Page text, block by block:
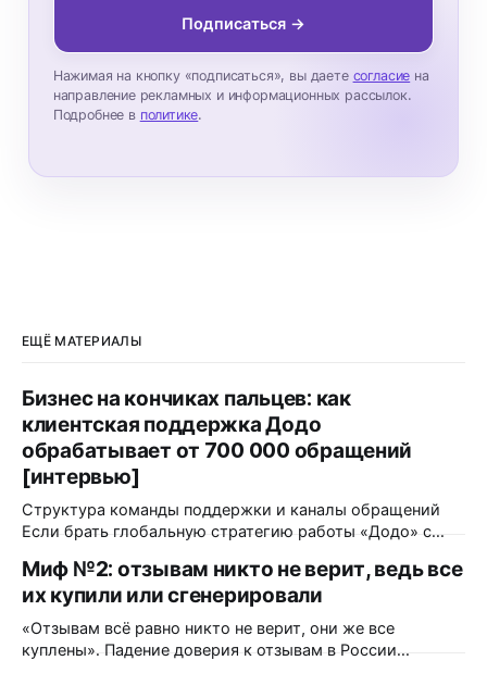
Подписаться →
Нажимая на кнопку «подписаться», вы даете согласие на
направление рекламных и информационных рассылок.
Подробнее в политике.
ЕЩЁ МАТЕРИАЛЫ
Бизнес на кончиках пальцев: как
клиентская поддержка Додо
обрабатывает от 700 000 обращений
[интервью]
Структура команды поддержки и каналы обращений
Если брать глобальную стратегию работы «Додо» с
Как это происходит? Функционально — это единая
централизованная команда поддержки, состоящая из
почти 500 человек. Она полностью удалённая, ее
саппорты находятся даже в разных странах. Каждый
месяц мы принимаем около 700
Миф №2: отзывам никто не верит, ведь все
их купили или сгенерировали
«Отзывам всё равно никто не верит, они же все
куплены». Падение доверия к отзывам в России